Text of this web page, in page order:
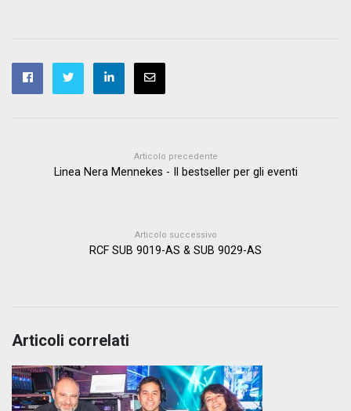
Articolo precedente
Linea Nera Mennekes - Il bestseller per gli eventi
Articolo successivo
RCF SUB 9019-AS & SUB 9029-AS
Articoli correlati